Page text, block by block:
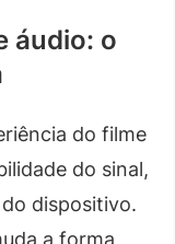
áudio: o
do filme
do sinal,
dispositivo.
a forma